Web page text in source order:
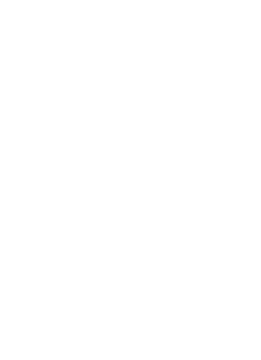
fra Teras Restaurant
tyrkisk mad med udsigt over Bosporus,
skyline fra sjette etages tagterrasse.